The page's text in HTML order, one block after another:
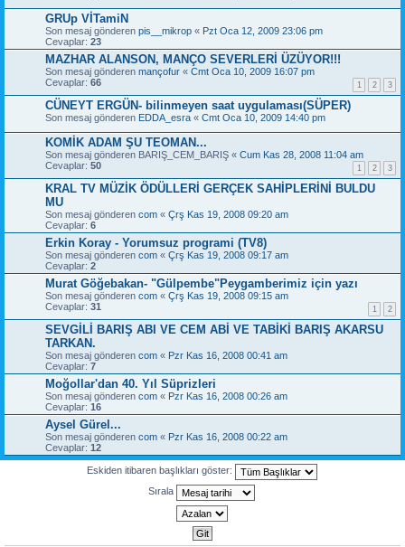
GRUp VİTamiN
Son mesaj gönderen pis__mikrop « Pzt Oca 12, 2009 23:06 pm
Cevaplar: 23
MAZHAR ALANSON, MANÇO SEVERLERİ ÜZÜYOR!!!
Son mesaj gönderen mançofur « Cmt Oca 10, 2009 16:07 pm
Cevaplar: 66 1 2 3
CÜNEYT ERGÜN- bilinmeyen saat uygulaması(SÜPER)
Son mesaj gönderen EDDA_esra « Cmt Oca 10, 2009 14:40 pm
KOMİK ADAM ŞU TEOMAN...
Son mesaj gönderen BARIŞ_CEM_BARIŞ « Cum Kas 28, 2008 11:04 am
Cevaplar: 50 1 2 3
KRAL TV MÜZİK ÖDÜLLERİ GERÇEK SAHİPLERİNİ BULDU
MU
Son mesaj gönderen com « Çrş Kas 19, 2008 09:20 am
Cevaplar: 6
Erkin Koray - Yorumsuz programi (TV8)
Son mesaj gönderen com « Çrş Kas 19, 2008 09:17 am
Cevaplar: 2
Murat Göğebakan- "Gülpembe"Peygamberimiz için yazı
Son mesaj gönderen com « Çrş Kas 19, 2008 09:15 am
Cevaplar: 31 1 2
SEVGİLİ BARIŞ ABI VE CEM ABİ VE TABİKİ BARIŞ AKARSU
TARKAN.
Son mesaj gönderen com « Pzr Kas 16, 2008 00:41 am
Cevaplar: 7
Moğollar'dan 40. Yıl Süprizleri
Son mesaj gönderen com « Pzr Kas 16, 2008 00:26 am
Cevaplar: 16
Aysel Gürel...
Son mesaj gönderen com « Pzr Kas 16, 2008 00:22 am
Cevaplar: 12
Eskiden itibaren başlıkları göster:
Sırala